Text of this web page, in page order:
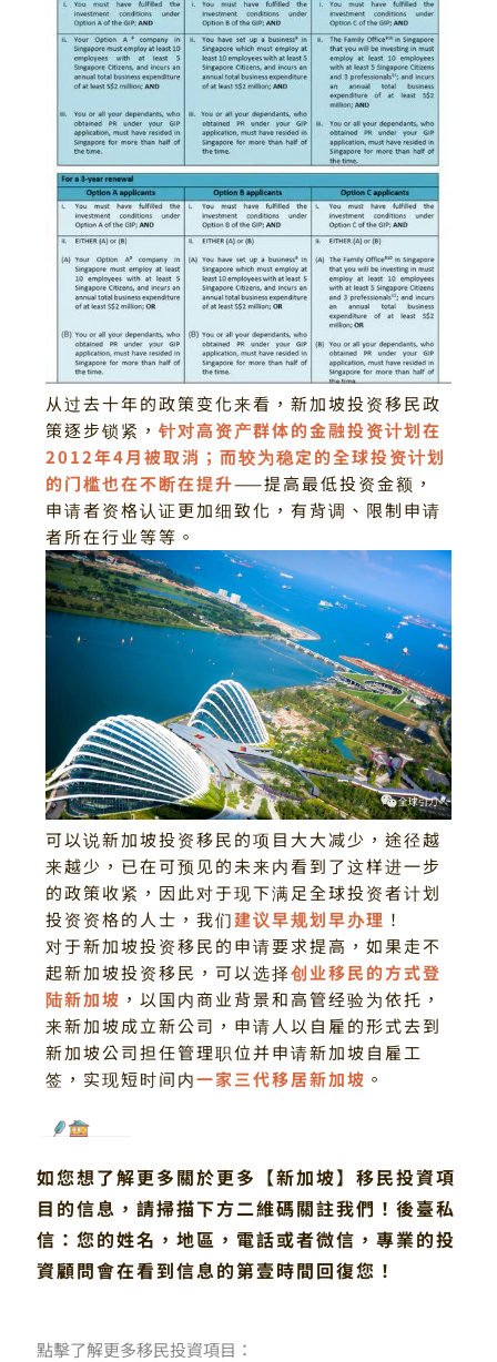
从过去十年的政策变化来看，新加坡投资移民政
策逐步锁紧， 针对高资产群体的金融投资计划在
2012年4月被取消； 而较为稳定的全球投资计划
的门槛也在不断在提升——提高最低投资金额，
申请者资格认证更加细致化，有背调、限制申请
者所在行业等等。
可以说新加坡投资移民的项目大大减少，途径越
来越少，已在可预见的未来内看到了这样进一步
的政策收紧，因此对于现下满足全球投资者计划
投资资格的人士，我们建议早规划早办理 ！
对于新加坡投资移民的申请要求提高，如果走不
起新加坡投资移民，可以选择创业移民的方式登
陆新加坡 ，以国内商业背景和高管经验为依托，
来新加坡成立新公司，申请人以自雇的形式去到
新加坡公司担任管理职位并申请新加坡自雇工
签，实现短时间内一家三代移居新加坡 。
如您想了解更多關於更多【新加坡】移民投資項
目的信息，請掃描下方二維碼關註我們！ 後臺私
信： 您的姓名，地區，電話或者微信，專業的投
資顧問會在看到信息的第壹時間回復您！
點擊了解更多移民投資項目：